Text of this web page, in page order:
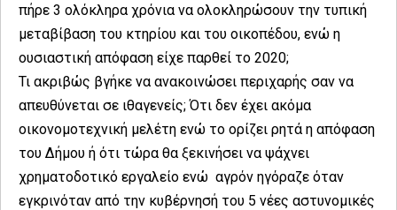
πήρε 3 ολόκληρα χρόνια να ολοκληρώσουν την τυπική
μεταβίβαση του κτηρίου και του οικοπέδου, ενώ η
ουσιαστική απόφαση είχε παρθεί το 2020;
Τι ακριβώς βγήκε να ανακοινώσει περιχαρής σαν να
απευθύνεται σε ιθαγενείς; Ότι δεν έχει ακόμα
οικονομοτεχνική μελέτη ενώ το ορίζει ρητά η απόφαση
του Δήμου ή ότι τώρα θα ξεκινήσει να ψάχνει
χρηματοδοτικό εργαλείο ενώ αγρόν ηγόραζε όταν
εγκρινόταν από την κυβέρνησή του 5 νέες αστυνομικές